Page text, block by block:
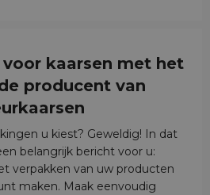
kaarsen met het
producent van
u kiest? Geweldig! In dat
belangrijk bericht voor u:
verpakken van uw producten
maken. Maak eenvoudig